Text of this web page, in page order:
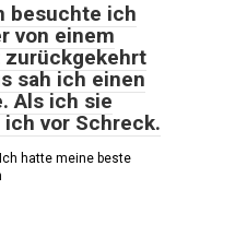
besuchte ich
von einem
zurückgekehrt
sah ich einen
Als ich sie
vor Schreck.
Ich hatte meine beste